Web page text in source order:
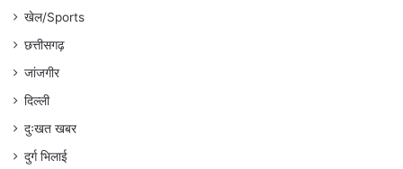
खेल/Sports
छत्तीसगढ़
जांजगीर
दिल्ली
दुःखत खबर
दुर्ग भिलाई